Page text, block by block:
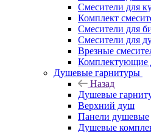
Смесители для
Комплект
Смесители для
Смесители для
Врезные
Комплектующие
Душевые гарнитуры
Назад
Душевые
Верхний душ
Панели душевые
Душевые